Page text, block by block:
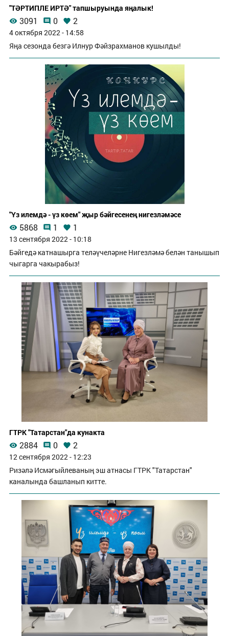
"ТӘРТИПЛЕ ИРТӘ" тапшыруында яңалык!
3091 0 2
4 октября 2022 - 14:58
Яңа сезонда безгә Илнур Фәйзрахманов кушылды!
"Үз илемдә - үз көем" җыр бәйгесенең нигезләмәсе
5868 1 1
13 сентября 2022 - 10:18
Бәйгедә катнашырга теләүчеләрне Нигезләмә белән танышып
чыгарга чакырабыз!
ГТРК "Татарстан"да кунакта
2884 0 2
12 сентября 2022 - 12:23
Ризәлә Исмәгыйлеваның эш атнасы ГТРК "Татарстан"
каналында башланып китте.